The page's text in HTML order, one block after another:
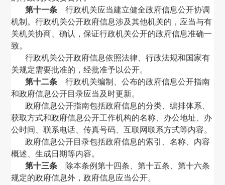
第十一条 行政机关应当建立健全政府信息公开协调
机制。行政机关公开政府信息涉及其他机关的，应当与有
关机关协商、确认，保证行政机关公开的政府信息准确一
致。
行政机关公开政府信息依照法律、行政法规和国家有
关规定需要批准的，经批准予以公开。
第十二条 行政机关编制、公布的政府信息公开指南
和政府信息公开目录应当及时更新。
政府信息公开指南包括政府信息的分类、编排体系、
获取方式和政府信息公开工作机构的名称、办公地址、办
公时间、联系电话、传真号码、互联网联系方式等内容。
政府信息公开目录包括政府信息的索引、名称、内容
概述、生成日期等内容。
第十三条 除本条例第十四条、第十五条、第十六条
规定的政府信息外，政府信息应当公开。